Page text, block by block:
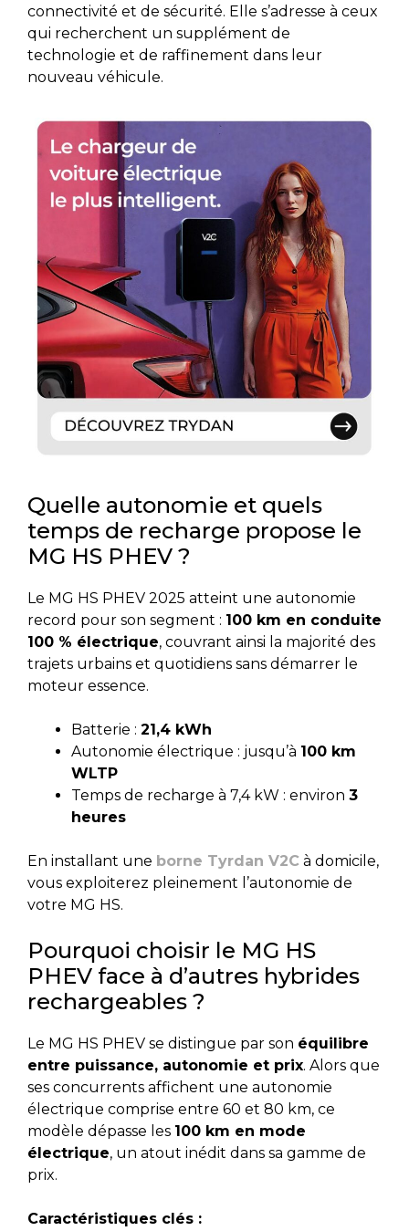
connectivité et de sécurité. Elle s’adresse à ceux
qui recherchent un supplément de
technologie et de raffinement dans leur
nouveau véhicule.
Quelle autonomie et quels
temps de recharge propose le
MG HS PHEV ?
Le MG HS PHEV 2025 atteint une autonomie
record pour son segment : 100 km en conduite
100 % électrique, couvrant ainsi la majorité des
trajets urbains et quotidiens sans démarrer le
moteur essence.
Batterie : 21,4 kWh
Autonomie électrique : jusqu’à 100 km
WLTP
Temps de recharge à 7,4 kW : environ 3
heures
En installant une borne Tyrdan V2C à domicile,
vous exploiterez pleinement l’autonomie de
votre MG HS.
Pourquoi choisir le MG HS
PHEV face à d’autres hybrides
rechargeables ?
Le MG HS PHEV se distingue par son équilibre
entre puissance, autonomie et prix. Alors que
ses concurrents affichent une autonomie
électrique comprise entre 60 et 80 km, ce
modèle dépasse les 100 km en mode
électrique, un atout inédit dans sa gamme de
prix.
Caractéristiques clés :